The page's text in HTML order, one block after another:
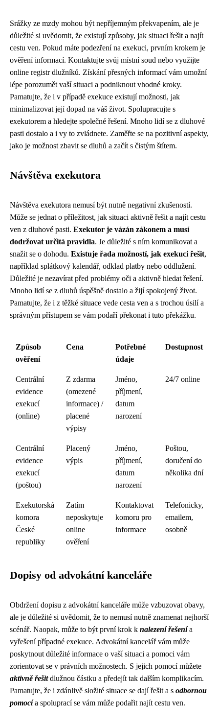
Srážky ze mzdy mohou být nepříjemným překvapením, ale je
důležité si uvědomit, že existují způsoby, jak situaci řešit a najít
cestu ven. Pokud máte podezření na exekuci, prvním krokem je
ověření informací. Kontaktujte svůj místní soud nebo využijte
online registr dlužníků. Získání přesných informací vám umožní
lépe porozumět vaší situaci a podniknout vhodné kroky.
Pamatujte, že i v případě exekuce existují možnosti, jak
minimalizovat její dopad na váš život. Spolupracujte s
exekutorem a hledejte společné řešení. Mnoho lidí se z dluhové
pasti dostalo a i vy to zvládnete. Zaměřte se na pozitivní aspekty,
jako je možnost zbavit se dluhů a začít s čistým štítem.
Návštěva exekutora
Návštěva exekutora nemusí být nutně negativní zkušeností.
Může se jednat o příležitost, jak situaci aktivně řešit a najít cestu
ven z dluhové pasti. Exekutor je vázán zákonem a musí
dodržovat určitá pravidla. Je důležité s ním komunikovat a
snažit se o dohodu. Existuje řada možností, jak exekuci řešit,
například splátkový kalendář, odklad platby nebo oddlužení.
Důležité je nezavírat před problémy oči a aktivně hledat řešení.
Mnoho lidí se z dluhů úspěšně dostalo a žijí spokojený život.
Pamatujte, že i z těžké situace vede cesta ven a s trochou úsilí a
správným přístupem se vám podaří překonat i tuto překážku.
Způsob
ověření
Cena
Potřebné
údaje
Dostupnost
Centrální
evidence
exekucí
(online)
Z zdarma
(omezené
informace) /
placené
výpisy
Jméno,
příjmení,
datum
narození
24/7 online
Centrální
evidence
exekucí
(poštou)
Placený
výpis
Jméno,
příjmení,
datum
narození
Poštou,
doručení do
několika dní
Exekutorská
komora
České
republiky
Zatím
neposkytuje
online
ověření
Kontaktovat
komoru pro
informace
Telefonicky,
emailem,
osobně
Dopisy od advokátní kanceláře
Obdržení dopisu z advokátní kanceláře může vzbuzovat obavy,
ale je důležité si uvědomit, že to nemusí nutně znamenat nejhorší
scénář. Naopak, může to být první krok k nalezení řešenía
vyřešení případné exekuce. Advokátní kancelář vám může
poskytnout důležité informace o vaší situaci a pomoci vám
zorientovat se v právních možnostech. S jejich pomocí můžete
aktivně řešitdlužnou částku a předejít tak dalším komplikacím.
Pamatujte, že i zdánlivě složité situace se dají řešit a s odbornou
pomocía spoluprací se vám může podařit najít cestu ven.